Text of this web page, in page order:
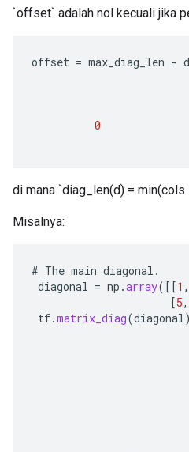
`offset` adalah nol kecuali jika
offset = max_diag_len -
0
di mana `diag_len(d) = min(cols
Misalnya:
# The main diagonal .
diagonal = np .array( [[1 ,
[5,
tf.matrix_diag(diagonal)